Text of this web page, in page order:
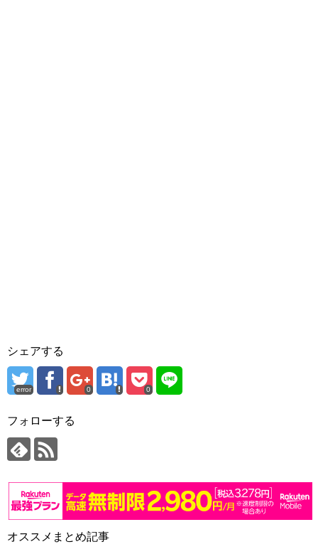
シェアする
error 0 0
フォローする
オススメまとめ記事